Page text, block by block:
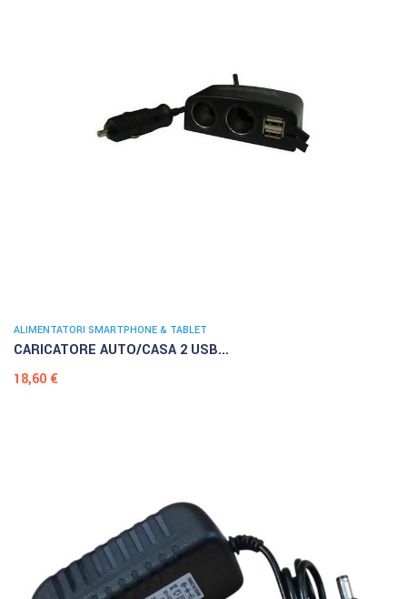
ALIMENTATORI SMARTPHONE & TABLET
CARICATORE AUTO/CASA 2 USB...
Prezzo
18,60 €